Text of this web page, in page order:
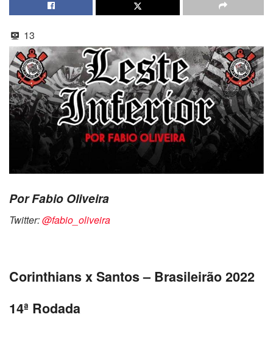
13
Por Fabio Oliveira
Twitter:@fabio_oliveira
Corinthians x Santos – Brasileirão 2022
14ª Rodada